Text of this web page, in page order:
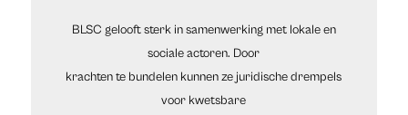
BLSC gelooft sterk in samenwerking met lokale en
sociale actoren. Door
krachten te bundelen kunnen ze juridische drempels
voor kwetsbare